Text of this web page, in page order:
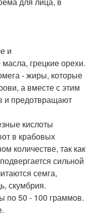
и
грецкие орехи.
- жиры, которые
а вместе с этим
и предотвращают
кислоты
в крабовых
количестве, так как
сильной
семга,
скумбрия.
по 50 - 100 граммов.